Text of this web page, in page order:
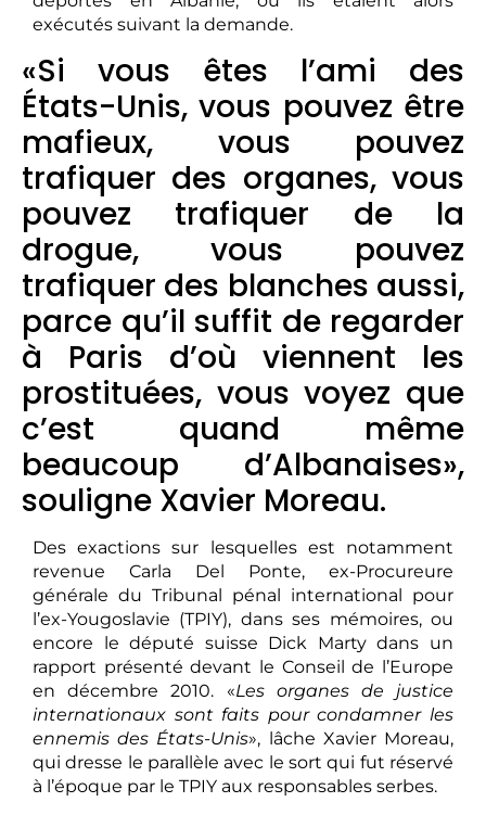
exécutés suivant la demande.
«Si vous êtes l’ami des
États-Unis, vous pouvez être
mafieux, vous pouvez
trafiquer des organes, vous
pouvez trafiquer de la
drogue, vous pouvez
trafiquer des blanches aussi,
parce qu’il suffit de regarder
à Paris d’où viennent les
prostituées, vous voyez que
c’est quand même
beaucoup d’Albanaises»,
souligne Xavier Moreau.
Des exactions sur lesquelles est notamment
revenue Carla Del Ponte, ex-Procureure
générale du Tribunal pénal international pour
l’ex-Yougoslavie (TPIY), dans ses mémoires, ou
encore le député suisse Dick Marty dans un
rapport présenté devant le Conseil de l’Europe
en décembre 2010. «Les organes de justice
internationaux sont faits pour condamner les
ennemis des États-Unis», lâche Xavier Moreau,
qui dresse le parallèle avec le sort qui fut réservé
à l’époque par le TPIY aux responsables serbes.